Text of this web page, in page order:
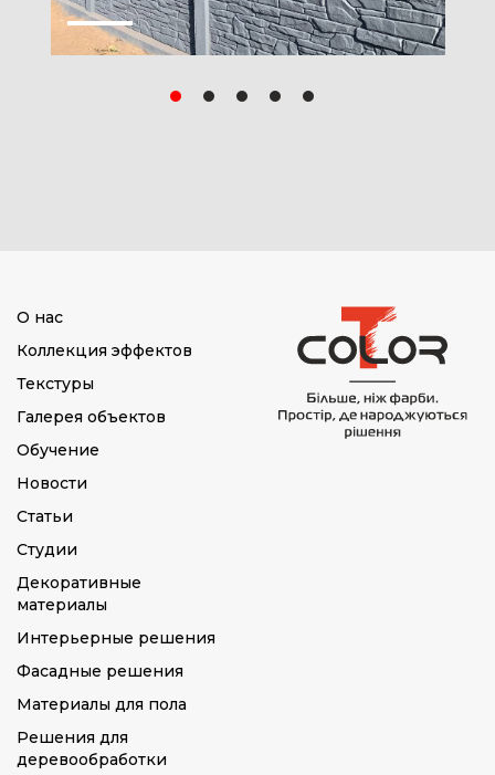
О нас
Коллекция эффектов
Текстуры
Галерея объектов
Обучение
Новости
Статьи
Студии
Декоративные
материалы
Интерьерные решения
Фасадные решения
Материалы для пола
Решения для
деревообработки